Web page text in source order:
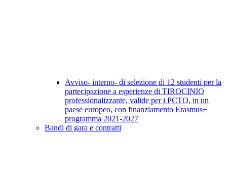
Avviso- interno- di selezione di 12 studenti per la
partecipazione a esperienze di TIROCINIO
professionalizzante, valide per i PCTO, in un
paese europeo, con finanziamento Erasmus+
programma 2021-2027
Bandi di gara e contratti